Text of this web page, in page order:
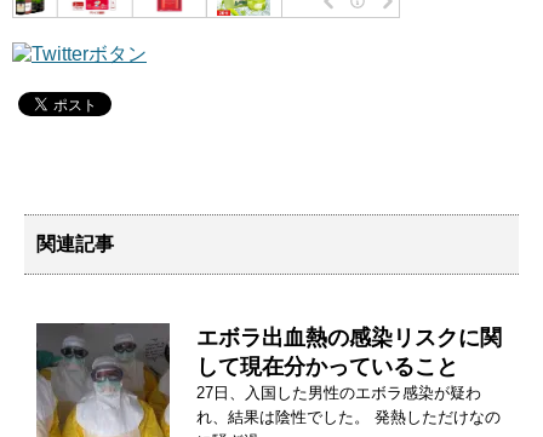
関連記事
エボラ出血熱の感染リスクに関
して現在分かっていること
27日、入国した男性のエボラ感染が疑わ
れ、結果は陰性でした。 発熱しただけなの